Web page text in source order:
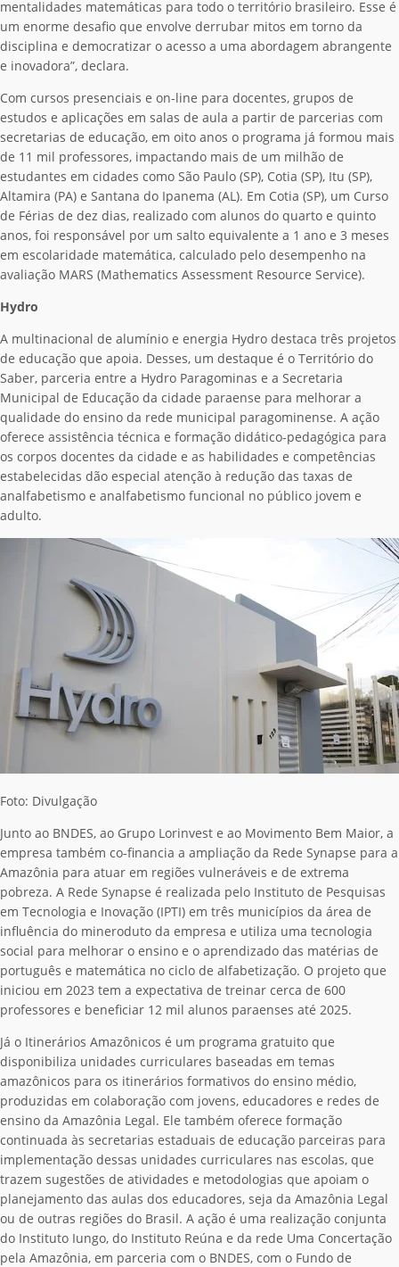
mentalidades matemáticas para todo o território brasileiro. Esse é
um enorme desafio que envolve derrubar mitos em torno da
disciplina e democratizar o acesso a uma abordagem abrangente
e inovadora”, declara.
Com cursos presenciais e on-line para docentes, grupos de
estudos e aplicações em salas de aula a partir de parcerias com
secretarias de educação, em oito anos o programa já formou mais
de 11 mil professores, impactando mais de um milhão de
estudantes em cidades como São Paulo (SP), Cotia (SP), Itu (SP),
Altamira (PA) e Santana do Ipanema (AL). Em Cotia (SP), um Curso
de Férias de dez dias, realizado com alunos do quarto e quinto
anos, foi responsável por um salto equivalente a 1 ano e 3 meses
em escolaridade matemática, calculado pelo desempenho na
avaliação MARS (Mathematics Assessment Resource Service).
Hydro
A multinacional de alumínio e energia Hydro destaca três projetos
de educação que apoia. Desses, um destaque é o Território do
Saber, parceria entre a Hydro Paragominas e a Secretaria
Municipal de Educação da cidade paraense para melhorar a
qualidade do ensino da rede municipal paragominense. A ação
oferece assistência técnica e formação didático-pedagógica para
os corpos docentes da cidade e as habilidades e competências
estabelecidas dão especial atenção à redução das taxas de
analfabetismo e analfabetismo funcional no público jovem e
adulto.
Foto: Divulgação
Junto ao BNDES, ao Grupo Lorinvest e ao Movimento Bem Maior, a
empresa também co-financia a ampliação da Rede Synapse para a
Amazônia para atuar em regiões vulneráveis e de extrema
pobreza. A Rede Synapse é realizada pelo Instituto de Pesquisas
em Tecnologia e Inovação (IPTI) em três municípios da área de
influência do mineroduto da empresa e utiliza uma tecnologia
social para melhorar o ensino e o aprendizado das matérias de
português e matemática no ciclo de alfabetização. O projeto que
iniciou em 2023 tem a expectativa de treinar cerca de 600
professores e beneficiar 12 mil alunos paraenses até 2025.
Já o Itinerários Amazônicos é um programa gratuito que
disponibiliza unidades curriculares baseadas em temas
amazônicos para os itinerários formativos do ensino médio,
produzidas em colaboração com jovens, educadores e redes de
ensino da Amazônia Legal. Ele também oferece formação
continuada às secretarias estaduais de educação parceiras para
implementação dessas unidades curriculares nas escolas, que
trazem sugestões de atividades e metodologias que apoiam o
planejamento das aulas dos educadores, seja da Amazônia Legal
ou de outras regiões do Brasil. A ação é uma realização conjunta
do Instituto Iungo, do Instituto Reúna e da rede Uma Concertação
pela Amazônia, em parceria com o BNDES, com o Fundo de